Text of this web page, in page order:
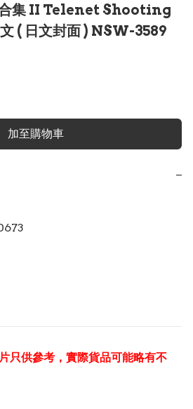
合集 II Telenet Shooting
( 日文封面 ) NSW-3589
加至購物車
−
只供參考，實際貨品可能略有不